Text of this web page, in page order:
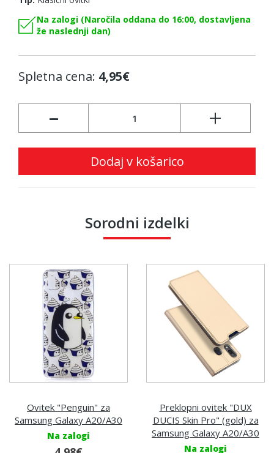
Na zalogi (Naročila oddana do 16:00, dostavljena
že naslednji dan)
Spletna cena: 4,95€
- +
Dodaj v košarico
Sorodni izdelki
Ovitek "Penguin" za
Samsung Galaxy A20/A30
Na zalogi
Preklopni ovitek "DUX
DUCIS Skin Pro" (gold) za
Samsung Galaxy A20/A30
Na zalogi